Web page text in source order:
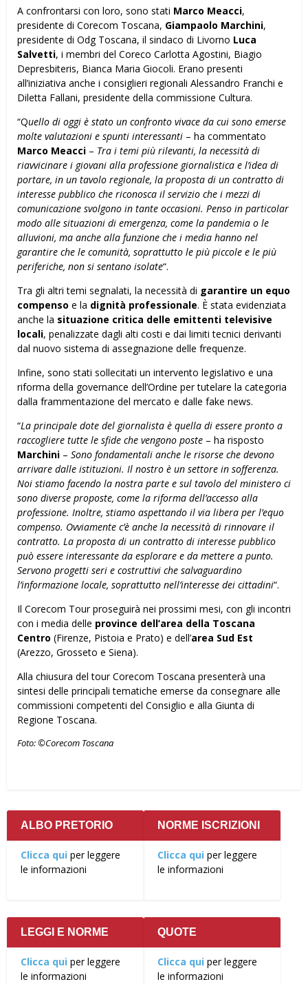
A confrontarsi con loro, sono stati Marco Meacci,
presidente di Corecom Toscana, Giampaolo Marchini,
presidente di Odg Toscana, il sindaco di Livorno Luca
Salvetti, i membri del Coreco Carlotta Agostini, Biagio
Depresbiteris, Bianca Maria Giocoli. Erano presenti
all’iniziativa anche i consiglieri regionali Alessandro Franchi e
Diletta Fallani, presidente della commissione Cultura.
“Quello di oggi è stato un confronto vivace da cui sono emerse
molte valutazioni e spunti interessanti – ha commentato
Marco Meacci – Tra i temi più rilevanti, la necessità di
riavvicinare i giovani alla professione giornalistica e l’idea di
portare, in un tavolo regionale, la proposta di un contratto di
interesse pubblico che riconosca il servizio che i mezzi di
comunicazione svolgono in tante occasioni. Penso in particolar
modo alle situazioni di emergenza, come la pandemia o le
alluvioni, ma anche alla funzione che i media hanno nel
garantire che le comunità, soprattutto le più piccole e le più
periferiche, non si sentano isolate“.
Tra gli altri temi segnalati, la necessità di garantire un equo
compenso e la dignità professionale. È stata evidenziata
anche la situazione critica delle emittenti televisive
locali, penalizzate dagli alti costi e dai limiti tecnici derivanti
dal nuovo sistema di assegnazione delle frequenze.
Infine, sono stati sollecitati un intervento legislativo e una
riforma della governance dell’Ordine per tutelare la categoria
dalla frammentazione del mercato e dalle fake news.
“La principale dote del giornalista è quella di essere pronto a
raccogliere tutte le sfide che vengono poste – ha risposto
Marchini – Sono fondamentali anche le risorse che devono
arrivare dalle istituzioni. Il nostro è un settore in sofferenza.
Noi stiamo facendo la nostra parte e sul tavolo del ministero ci
sono diverse proposte, come la riforma dell’accesso alla
professione. Inoltre, stiamo aspettando il via libera per l’equo
compenso. Ovviamente c’è anche la necessità di rinnovare il
contratto. La proposta di un contratto di interesse pubblico
può essere interessante da esplorare e da mettere a punto.
Servono progetti seri e costruttivi che salvaguardino
l’informazione locale, soprattutto nell’interesse dei cittadini“.
Il Corecom Tour proseguirà nei prossimi mesi, con gli incontri
con i media delle province dell’area della Toscana
Centro (Firenze, Pistoia e Prato) e dell’area Sud Est
(Arezzo, Grosseto e Siena).
Alla chiusura del tour Corecom Toscana presenterà una
sintesi delle principali tematiche emerse da consegnare alle
commissioni competenti del Consiglio e alla Giunta di
Regione Toscana.
Foto: ©Corecom Toscana
ALBO PRETORIO
Clicca qui per leggere
le informazioni
NORME ISCRIZIONI
Clicca qui per leggere
le informazioni
LEGGI E NORME
Clicca qui per leggere
le informazioni
QUOTE
Clicca qui per leggere
le informazioni